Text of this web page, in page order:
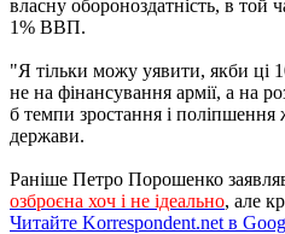
власну обороноздатність, в той
1% ВВП.
"Я тільки можу уявити, якби ці
не на фінансування армії, а на
б темпи зростання і поліпшення
держави.
Раніше Петро Порошенко
озброєна хоч і не ідеально, але
Читайте Korrespondent.net в